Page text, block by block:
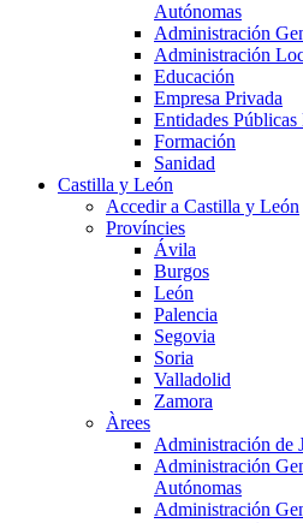
Autónomas
Administración
Administración
Educación
Empresa Privada
Entidades Públicas
Formación
Sanidad
Castilla y León
Accedir a Castilla y León
Províncies
Ávila
Burgos
León
Palencia
Segovia
Soria
Valladolid
Zamora
Àrees
Administración de
Administración
Autónomas
Administración